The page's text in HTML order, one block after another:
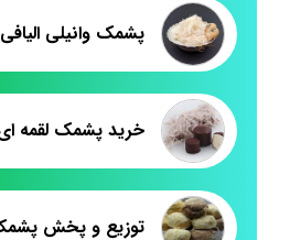
پشمک وانیلی
خرید پشمک لقمه
توزیع و پخش پشمک